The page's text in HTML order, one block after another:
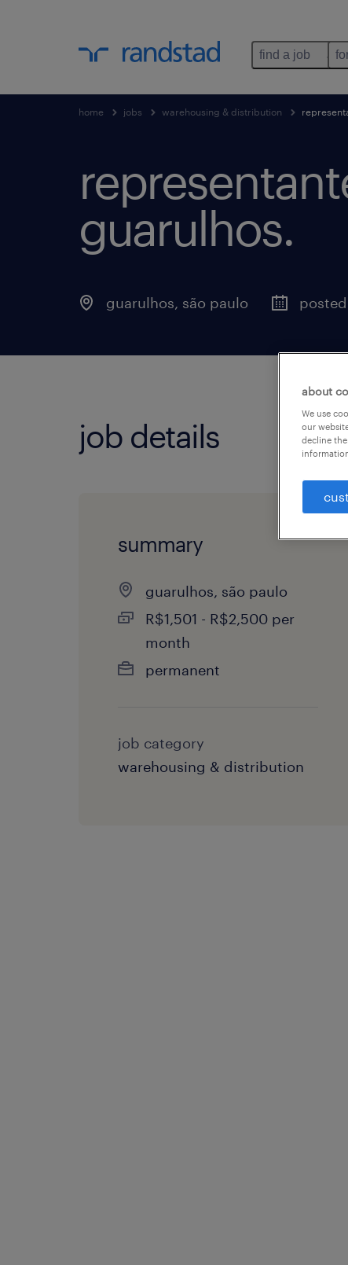
find a job
home jobs warehousing & distribution
guarulhos.
guarulhos, são paulo
job details
summary
guarulhos, são paulo
R$1,501 - R$2,500 per
month
permanent
job category
warehousing & distribution
about
We use
our
decline